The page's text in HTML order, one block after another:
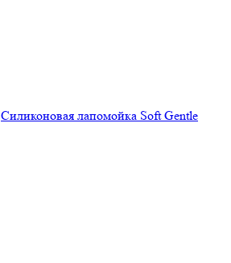
Силиконовая лапомойка Soft Gentle